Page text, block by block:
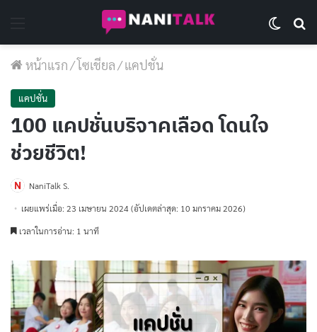
หน้าแรก/โซเชียล/แคปชั่น
แคปชั่น
100 แคปชั่นบริจาคเลือด โดนใจ
ช่วยชีวิต!
NaniTalk S.
เผยแพร่เมื่อ: 23 เมษายน 2024 (อัปเดตล่าสุด: 10 มกราคม 2026)
เวลาในการอ่าน: 1 นาที